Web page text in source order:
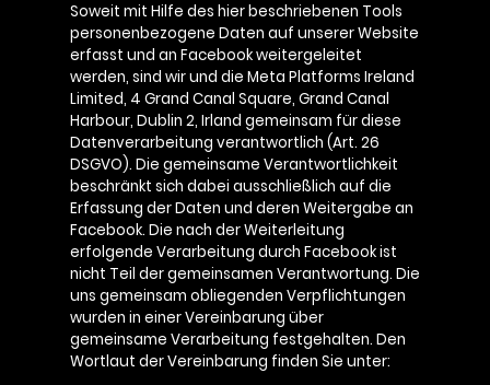
Soweit mit Hilfe des hier beschriebenen Tools
personenbezogene Daten auf unserer Website
erfasst und an Facebook weitergeleitet
werden, sind wir und die Meta Platforms Ireland
Limited, 4 Grand Canal Square, Grand Canal
Harbour, Dublin 2, Irland gemeinsam für diese
Datenverarbeitung verantwortlich (Art. 26
DSGVO). Die gemeinsame Verantwortlichkeit
beschränkt sich dabei ausschließlich auf die
Erfassung der Daten und deren Weitergabe an
Facebook. Die nach der Weiterleitung
erfolgende Verarbeitung durch Facebook ist
nicht Teil der gemeinsamen Verantwortung. Die
uns gemeinsam obliegenden Verpflichtungen
wurden in einer Vereinbarung über
gemeinsame Verarbeitung festgehalten. Den
Wortlaut der Vereinbarung finden Sie unter: